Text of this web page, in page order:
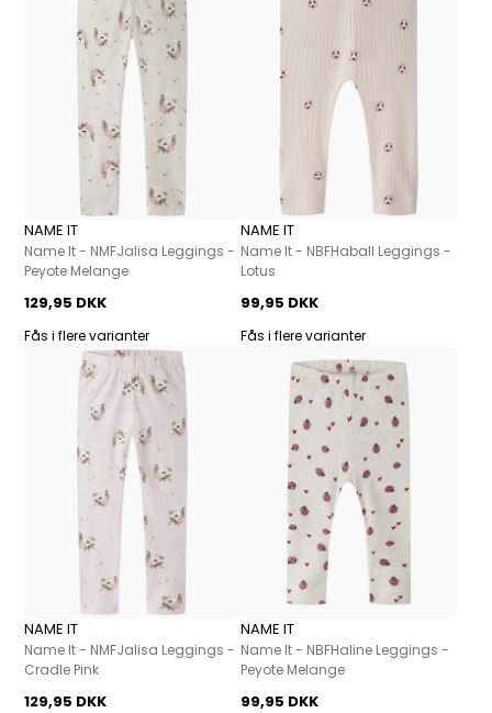
NAME IT
Name It - NMFJalisa Leggings -
Peyote Melange
129,95 DKK
Fås i flere varianter
NAME IT
Name It - NBFHaball Leggings -
Lotus
99,95 DKK
Fås i flere varianter
NAME IT
Name It - NMFJalisa Leggings -
Cradle Pink
129,95 DKK
NAME IT
Name It - NBFHaline Leggings -
Peyote Melange
99,95 DKK